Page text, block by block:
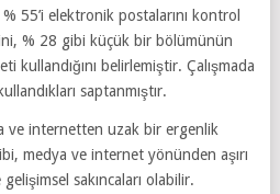
55’i elektronik postalarını kontrol
% 28 gibi küçük bir bölümünün
kullandığını belirlemiştir. Çalışmada
saptanmıştır.
ve internetten uzak bir ergenlik
medya ve internet yönünden aşırı
sakıncaları olabilir.